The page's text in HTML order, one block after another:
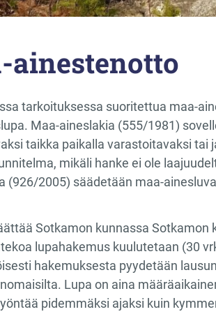
ainestenotto
tarkoituksessa suoritettua maa-
Maa-aineslakia (555/1981)
taikka paikalla varastoitavaksi
mikäli hanke ei ole
(926/2005) säädetään maa-
Sotkamon kunnassa
lupahakemus kuulutetaan (30
hakemuksesta pyydetään
Lupa on aina
pidemmäksi ajaksi kuin